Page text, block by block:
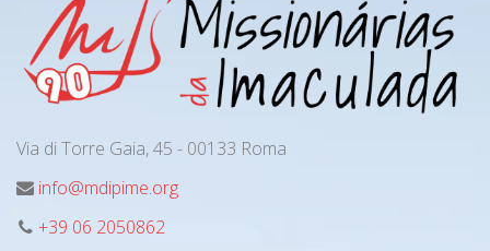
Via di Torre Gaia, 45 - 00133 Roma
info@mdipime.org
+39 06 2050862